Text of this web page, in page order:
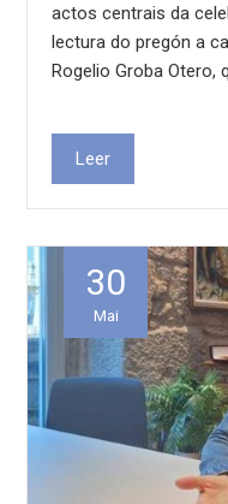
actos centrais da
lectura do pregón a
Rogelio Groba Otero,
Leer
30
Mai